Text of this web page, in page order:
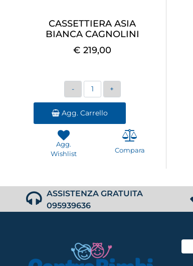
CASSETTIERA ASIA
BIANCA CAGNOLINI
€ 219,00
Quantità
Agg. Carrello
Agg.
Wishlist
Compara
ASSISTENZA GRATUITA
095939636